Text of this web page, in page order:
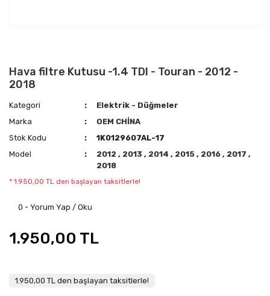
Hava filtre Kutusu -1.4 TDI - Touran - 2012 -
2018
Kategori
Elektrik - Düğmeler
Marka
OEM CHİNA
Stok Kodu
1K0129607AL-17
Model
2012, 2013, 2014, 2015, 2016, 2017,
2018
* 1.950,00 TL den başlayan taksitlerle!
0 - Yorum Yap / Oku
1.950,00 TL
1.950,00 TL den başlayan taksitlerle!